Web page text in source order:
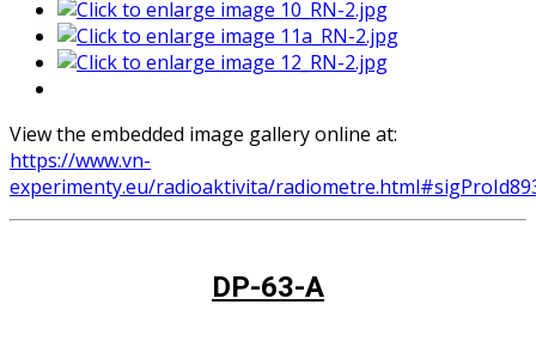
View the embedded image gallery online at:
https://www.vn-
experimenty.eu/radioaktivita/
DP-63-A